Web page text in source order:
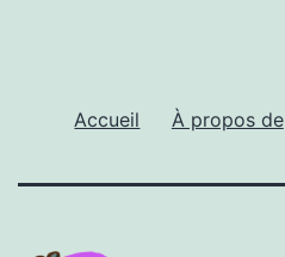
Accueil À propos de